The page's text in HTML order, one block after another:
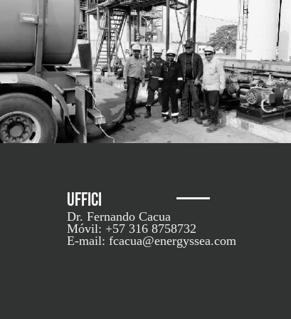
UFFICI
Dr. Fernando Cacua
Móvil: +57 316 8758732
E-mail: fcacua@energyssea.com